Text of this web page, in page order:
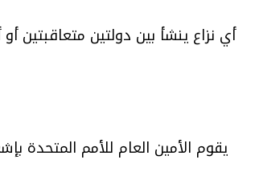
أي نزاع ينشأ بين دولتين
يقوم الأمين العام للأمم المتحدة بإشعار جميع